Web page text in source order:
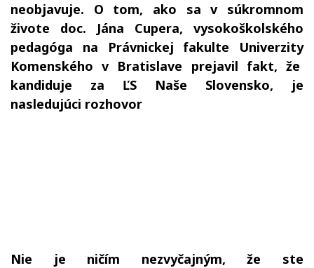
neobjavuje. O tom, ako sa v súkromnom
živote doc. Jána Cupera, vysokoškolského
pedagóga na Právnickej fakulte Univerzity
Komenského v Bratislave prejavil fakt, že
kandiduje za ĽS Naše Slovensko, je
nasledujúci rozhovor
Nie je ničím nezvyčajným, že ste